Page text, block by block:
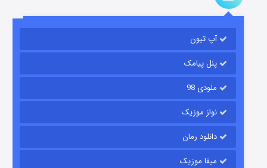
باب اسفنجی فصل ۱۷
قسمت۶ (زیرنویس) منتشر شد
آپ تیون
پنل پیامک
ملودی 98
نواز موزیک
دانلود رمان
میفا موزیک